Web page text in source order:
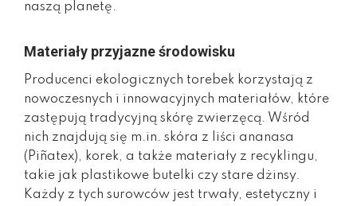
naszą planetę.
Materiały przyjazne środowisku
Producenci ekologicznych torebek korzystają z
nowoczesnych i innowacyjnych materiałów, które
zastępują tradycyjną skórę zwierzęcą. Wśród
nich znajdują się m.in. skóra z liści ananasa
(Piñatex), korek, a także materiały z recyklingu,
takie jak plastikowe butelki czy stare dżinsy.
Każdy z tych surowców jest trwały, estetyczny i